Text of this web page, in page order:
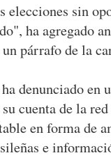
elecciones sin
ha agregado
párrafo de la
denunciado en
cuenta de la
en forma de
e